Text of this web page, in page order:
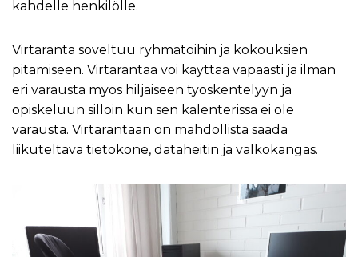
kahdelle henkilölle.
Virtaranta soveltuu ryhmätöihin ja kokouksien
pitämiseen. Virtarantaa voi käyttää vapaasti ja ilman
eri varausta myös hiljaiseen työskentelyyn ja
opiskeluun silloin kun sen kalenterissa ei ole
varausta. Virtarantaan on mahdollista saada
liikuteltava tietokone, dataheitin ja valkokangas.